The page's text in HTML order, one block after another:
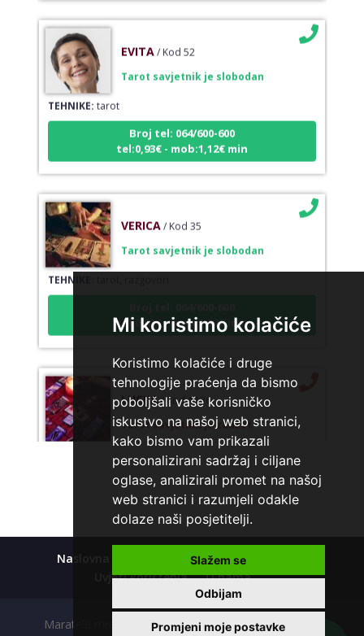
Mi koristimo kolačiće
Koristimo kolačiće i druge
tehnologije praćenja da bismo
poboljšali vaše korisničko
iskustvo na našoj web stranici,
kako bismo vam prikazali
personalizirani sadržaj i ciljane
oglase, analizirali promet na našoj
web stranici i razumjeli odakle
dolaze naši posjetitelji.
Slažem se
Odbijam
Promjeni moje postavke
EVITA / Kod 52
Tarot savjetnik je slobodan
TEHNIKE:tarot
Broj tel: 064/600-600
tel:0,93€ - mob:1,12€ min
VERICA / Kod 35
Tarot savjetnik je slobodan
TEHNIKE:tarot, razgovori
tel:0,93€ - mob:1,12€ min
LUCIJA / Kod #136
Tarot savjetnik je zauzet
sudbinske karte, anđeoske poruke
Broj tel: 064/600-600
tel:0,93€ - mob:1,12€ min
/ Kod 05
Tarot savjetnik je zauzet
TEHNIKE:
numerologija, anđeoski i ljubavni tarot, visak, yi
Naslovna
Polica privatnosti
Uvjeti korištenja
O nama
Maratela mreže d.o.o., 072700700, +18 Copyright Ⓒ